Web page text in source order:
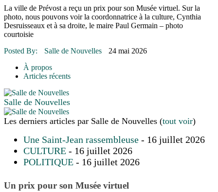
16 juillet 2026 | CULTURE
16 juillet 2026 | POLITIQUE
16 juillet 2026 | ENVIRONNEMENT
16 juillet 2026
La ville de Prévost a reçu un prix pour son Musée virtuel. Sur la
photo, nous pouvons voir la coordonnatrice à la culture, Cynthia
Desruisseaux et à sa droite, le maire Paul Germain – photo
courtoisie
Posted By:
Salle de Nouvelles
24 mai 2026
À propos
Articles récents
Salle de Nouvelles
Les derniers articles par Salle de Nouvelles (tout voir)
Une Saint-Jean rassembleuse - 16 juillet 2026
CULTURE - 16 juillet 2026
POLITIQUE - 16 juillet 2026
Un prix pour son Musée virtuel